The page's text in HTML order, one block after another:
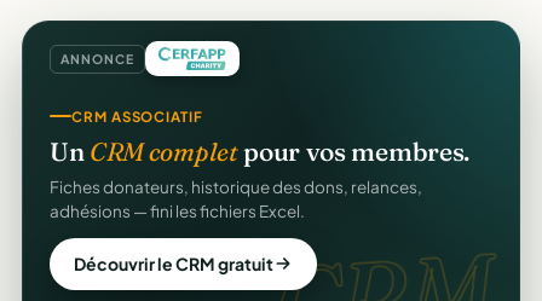
ANNONCE
CRM ASSOCIATIF
Un CRM completpour vos membres.
Fiches donateurs, historique des dons, relances,
adhésions — fini les fichiers Excel.
Découvrir le CRM gratuit